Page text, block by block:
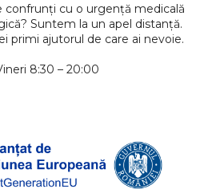
confrunți cu o urgență medicală
Suntem la un apel distanță.
primi ajutorul de care ai nevoie.
8:30 – 20:00